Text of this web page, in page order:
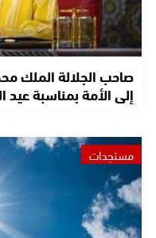
صاحب الجلالة الملك
إلى الأمة بمناسبة عيد
مستجدات